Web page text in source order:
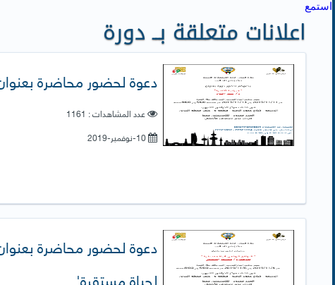
استمع
اعلانات متعلقة بــ دورة
دعوة لحضور محاضرة
عدد المشاهدات : 1161
10-نوفمبر-2019
دعوة لحضور محاضرة